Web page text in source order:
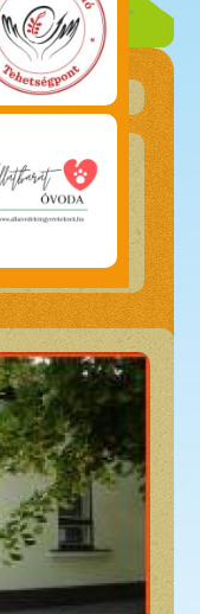
programot
feladatellátási